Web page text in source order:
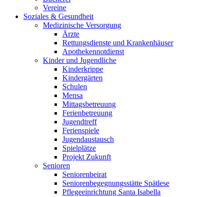
Vereine
Soziales & Gesundheit
Medizinische Versorgung
Ärzte
Rettungsdienste und Krankenhäuser
Apothekennotdienst
Kinder und Jugendliche
Kinderkrippe
Kindergärten
Schulen
Mensa
Mittagsbetreuung
Ferienbetreuung
Jugendtreff
Ferienspiele
Jugendaustausch
Spielplätze
Projekt Zukunft
Senioren
Seniorenbeirat
Seniorenbegegnungsstätte Spätlese
Pflegeeinrichtung Santa Isabella